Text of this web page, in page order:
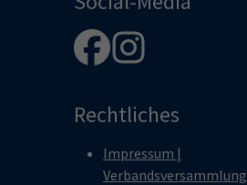
Rechtliches
Impressum |
Verbandsversammlung